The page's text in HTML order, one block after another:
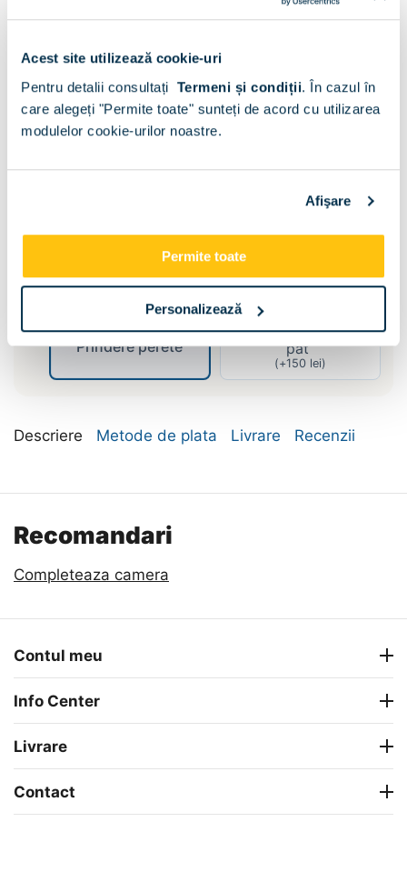
Acest site utilizează cookie-uri
Pentru detalii consultați Termeni și condiții. În cazul în
care alegeți "Permite toate" sunteți de acord cu utilizarea
modulelor cookie-urilor noastre.
Afişare
Permite toate
Personalizează
Asezare pat:
90x200 120x200
Kit prindere laterale tapitate :
Prindere perete
Prindere laterala
pat
(+150lei)
Descriere Metode de plata Livrare Recenzii
Recomandari
Completeaza camera
Contul meu
Info Center
Livrare
Contact